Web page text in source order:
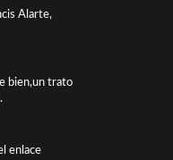
Alarte,
bien,un trato
enlace